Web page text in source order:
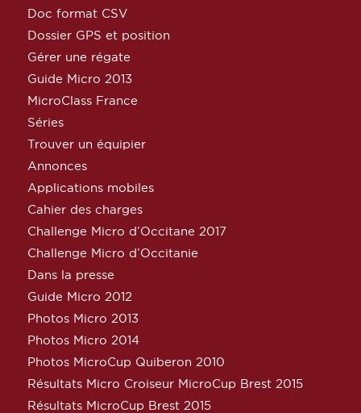
Doc format CSV
Dossier GPS et position
Gérer une régate
Guide Micro 2013
MicroClass France
Séries
Trouver un équipier
Annonces
Applications mobiles
Cahier des charges
Challenge Micro d’Occitane 2017
Challenge Micro d’Occitanie
Dans la presse
Guide Micro 2012
Photos Micro 2013
Photos Micro 2014
Photos MicroCup Quiberon 2010
Résultats Micro Croiseur MicroCup Brest 2015
Résultats MicroCup Brest 2015